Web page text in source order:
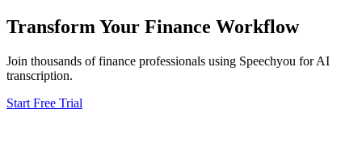
Transform Your Finance Workflow
Join thousands offinance professionals using Speechyou for AI
transcription.
Start Free Trial